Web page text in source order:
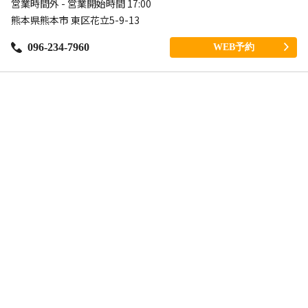
営業時間外 - 営業開始時間 17:00
熊本県熊本市 東区花立5-9-13
096-234-7960 WEB予約